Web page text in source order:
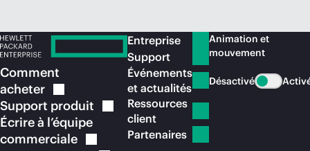
Comment
acheter
Support produit
Écrire à l’équipe
commerciale
Entreprise
Support
Événements
et actualités
Ressources
client
Partenaires
Animation et
mouvement
Désactivé